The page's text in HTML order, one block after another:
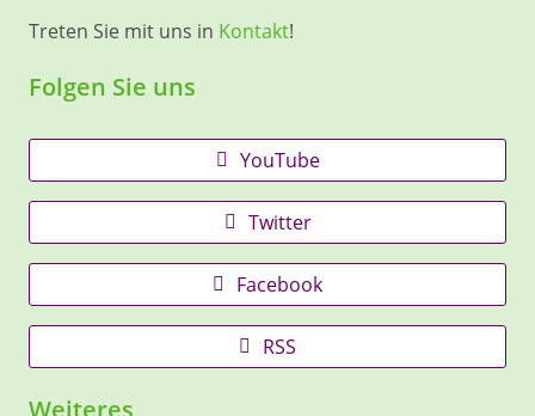
Treten Sie mit uns in Kontakt!
Folgen Sie uns
YouTube
Twitter
Facebook
RSS
Weiteres